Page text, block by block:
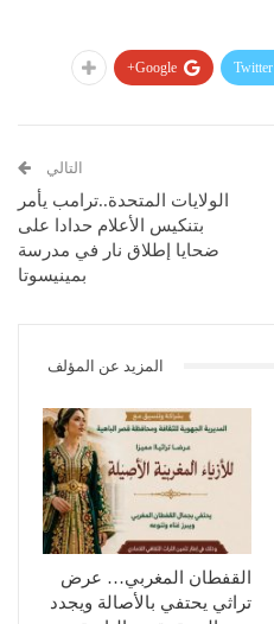
Twitter
Google+
التالي
الولايات المتحدة..ترامب يأمر
بتنكيس الأعلام حدادا على
ضحايا إطلاق نار في مدرسة
بمينيسوتا
المزيد عن المؤلف
القفطان المغربي… عرض
تراثي يحتفي بالأصالة ويجدد